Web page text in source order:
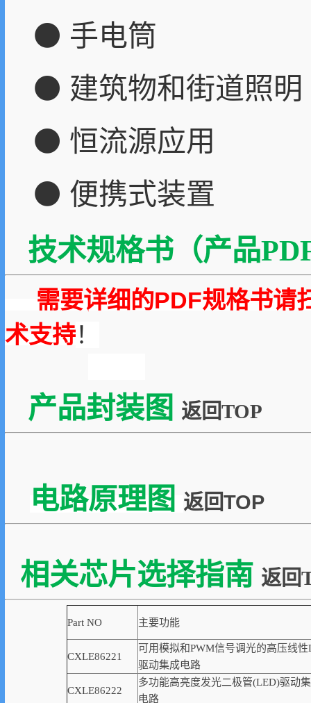
⚫ 手电筒
⚫ 建筑物和街道照明
⚫ 恒流源应用
⚫ 便携式装置
技术规格书（产品
需要详细的PDF规格书请
术支持！
产品封装图 返回TOP
电路原理图 返回TOP
相关芯片选择指南 返回
Part NO 主要功能
CXLE86221
可用模拟和PWM信号调光的高压线性
驱动集成电路
CXLE86222
多功能高亮度发光二极管(LED)驱动
电路